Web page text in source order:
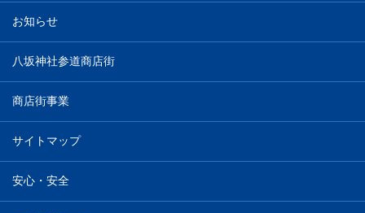
お知らせ
八坂神社参道商店街
商店街事業
サイトマップ
安心・安全